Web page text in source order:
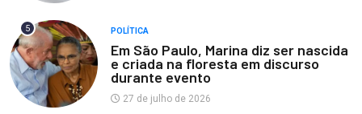
5 POLÍTICA
Em São Paulo, Marina diz ser nascida
e criada na floresta em discurso
durante evento
27 de julho de 2026